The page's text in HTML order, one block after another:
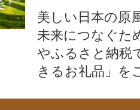
美しい日本の原
未来につなぐた
やふるさと納税
きるお礼品」を